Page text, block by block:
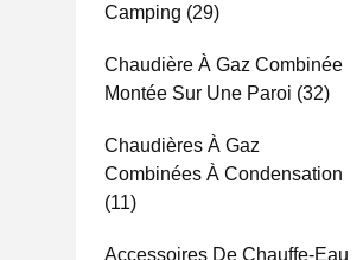
Camping (29)
Chaudière À Gaz Combinée
Montée Sur Une Paroi (32)
Chaudières À Gaz
Combinées À Condensation
(11)
Accessoires De Chauffe-Eau